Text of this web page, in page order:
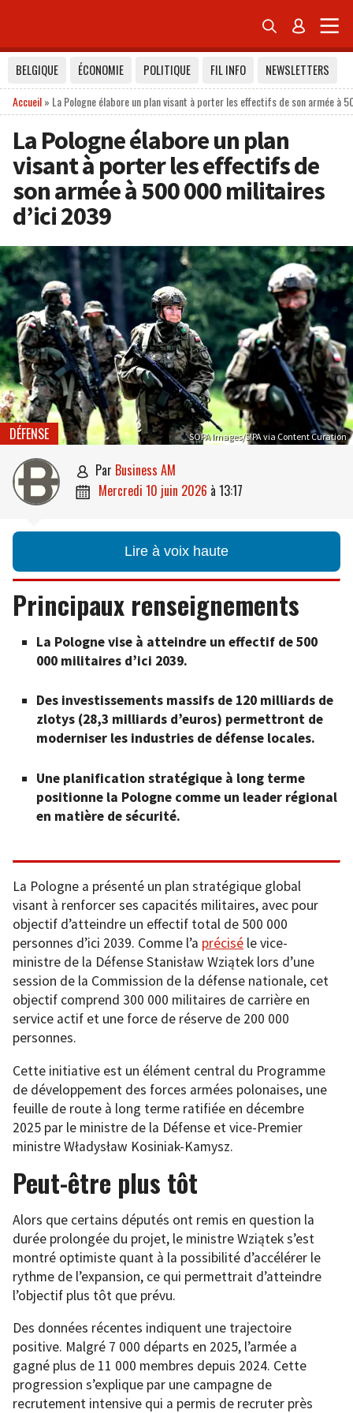
 
BELGIQUE ÉCONOMIE POLITIQUE FIL INFO
NEWSLETTERS
Accueil» La Pologne élabore un plan visant à porter les effectifs de son armée à
La Pologne élabore un plan
visant à porter les effectifs de
son armée à 500 000 militaires
d’ici 2039
SOPA Images/SIPA via Content Curation
DÉFENSE
 par Business AM
 mercredi 10 juin 2026 à 13:17
Lire à voix haute
Principaux renseignements
La Pologne vise à atteindre un effectif de 500
000 militaires d’ici 2039.
Des investissements massifs de 120 milliards de
zlotys (28,3 milliards d’euros) permettront de
moderniser les industries de défense locales.
Une planification stratégique à long terme
positionne la Pologne comme un leader régional
en matière de sécurité.
La Pologne a présenté un plan stratégique global
visant à renforcer ses capacités militaires, avec pour
objectif d’atteindre un effectif total de 500 000
personnes d’ici 2039. Comme l’a précisé le vice-
ministre de la Défense Stanisław Wziątek lors d’une
session de la Commission de la défense nationale, cet
objectif comprend 300 000 militaires de carrière en
service actif et une force de réserve de 200 000
personnes.
Cette initiative est un élément central du Programme
de développement des forces armées polonaises, une
feuille de route à long terme ratifiée en décembre
2025 par le ministre de la Défense et vice-Premier
ministre Władysław Kosiniak-Kamysz.
Peut-être plus tôt
Alors que certains députés ont remis en question la
durée prolongée du projet, le ministre Wziątek s’est
montré optimiste quant à la possibilité d’accélérer le
rythme de l’expansion, ce qui permettrait d’atteindre
l’objectif plus tôt que prévu.
Des données récentes indiquent une trajectoire
positive. Malgré 7 000 départs en 2025, l’armée a
gagné plus de 11 000 membres depuis 2024. Cette
progression s’explique par une campagne de
recrutement intensive qui a permis de recruter près